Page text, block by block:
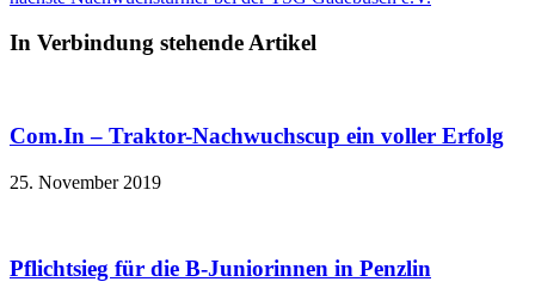
In Verbindung stehende Artikel
Com.In – Traktor-Nachwuchscup ein voller Erfolg
25. November 2019
Pflichtsieg für die B-Juniorinnen in Penzlin